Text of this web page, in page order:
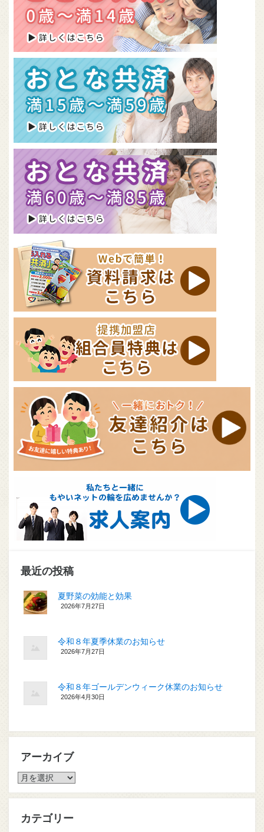
最近の投稿
夏野菜の効能と効果
2026年7月27日
令和８年夏季休業のお知らせ
2026年7月27日
令和８年ゴールデンウィーク休業のお知らせ
2026年4月30日
アーカイブ
ア
カ
ブ
カテゴリー